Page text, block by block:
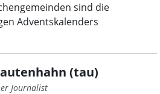
sind die
Adventskalenders
(tau)
Journalist